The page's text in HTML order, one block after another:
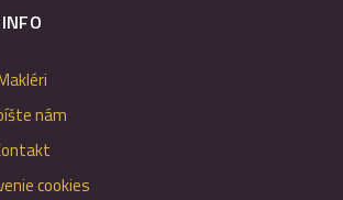
INFO
nám
cookies